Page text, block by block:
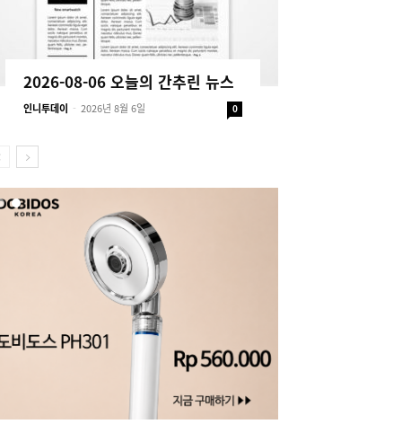
2026-08-06 오늘의 간추린 뉴스
인니투데이 - 2026년 8월 6일 0